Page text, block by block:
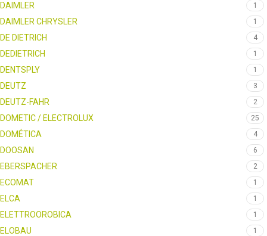
DAIMLER 1
DAIMLER CHRYSLER 1
DE DIETRICH 4
DEDIETRICH 1
DENTSPLY 1
DEUTZ 3
DEUTZ-FAHR 2
DOMETIC / ELECTROLUX 25
DOMÉTICA 4
DOOSAN 6
EBERSPACHER 2
ECOMAT 1
ELCA 1
ELETTROOROBICA 1
ELOBAU 1